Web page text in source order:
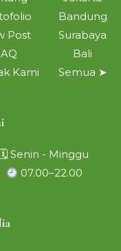
Post
Kami
Bandung
Surabaya
Bali
Semua ➤
🗓 Senin - Minggu
07.00–22.00